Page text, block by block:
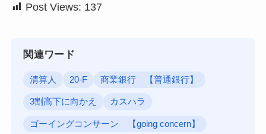
Post Views: 137
関連ワード
清算人 20-F 商業銀行 【普通銀行】
3割高下に向かえ カスハラ
ゴーイングコンサーン 【going concern】